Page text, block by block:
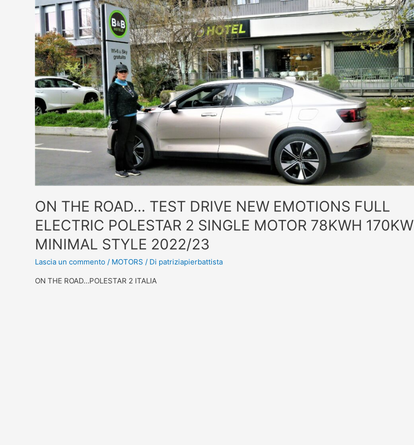
ON THE ROAD… TEST DRIVE NEW EMOTIONS FULL
ELECTRIC POLESTAR 2 SINGLE MOTOR 78KWH 170KW
MINIMAL STYLE 2022/23
Lascia un commento / MOTORS / Di patriziapierbattista
ON THE ROAD…POLESTAR 2 ITALIA